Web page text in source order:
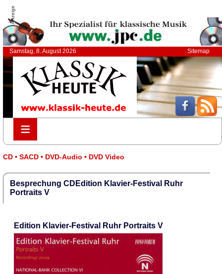
Anzeige
Samstag, 8. August 2026 Sitemap
≡
≡
CD • SACD • DVD-Audio • DVD Video
Besprechung CDEdition Klavier-Festival Ruhr
Portraits V
Edition Klavier-Festival Ruhr Portraits V